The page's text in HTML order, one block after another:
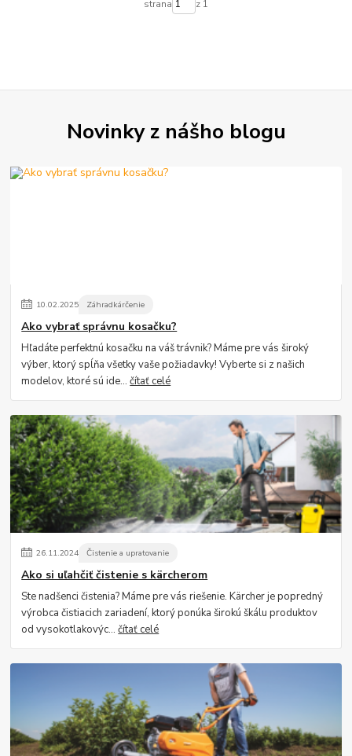
strana z 1
Novinky z nášho blogu
10.02.2025 Záhradkárčenie
Ako vybrať správnu kosačku?
Hľadáte perfektnú kosačku na váš trávnik? Máme pre vás široký
výber, ktorý spĺňa všetky vaše požiadavky! Vyberte si z našich
modelov, ktoré sú ide...čítať celé
26.11.2024 Čistenie a upratovanie
Ako si uľahčiť čistenie s kärcherom
Ste nadšenci čistenia? Máme pre vás riešenie. Kärcher je popredný
výrobca čistiacich zariadení, ktorý ponúka širokú škálu produktov
od vysokotlakovýc...čítať celé